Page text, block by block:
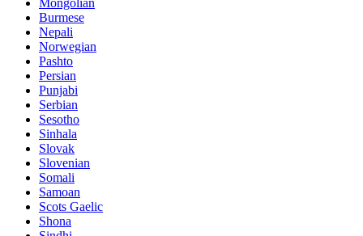
Burmese
Nepali
Norwegian
Pashto
Persian
Punjabi
Serbian
Sesotho
Sinhala
Slovak
Slovenian
Somali
Samoan
Scots Gaelic
Shona